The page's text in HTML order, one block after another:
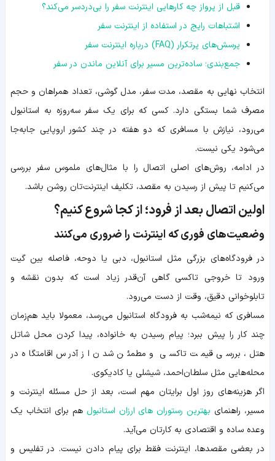
قبل از پرواز چه کارهایی اینترنت سفر را بی‌دردسر می‌کند؟
اشتباهات رایج در استفاده از اینترنت سفر
پرسش‌های پرتکرار (FAQ) درباره اینترنت سفر
جمع‌بندی؛ ساده‌ترین مسیر برای آنلاین ماندن در سفر
انتخاب نهایی به مقصد، مدت سفر، مدل گوشی، تعداد همراهان و حجم
مصرف شما بستگی دارد. کسی که برای یک سفر سه‌روزه به استانبول
می‌رود، نیازش با مسافری که دو هفته در چند کشور اروپایی جابه‌جا
می‌شود یکی نیست.
در ادامه، روش‌های اصلی اتصال را با مثال‌های ملموس سفر بررسی
می‌کنیم تا پیش از رسیدن به مقصد، تکلیف اینترنت‌تان روشن باشد.
اولین اتصال بعد از فرود؛ از کجا شروع کنیم؟
وضعیت‌های فوری که اینترنت را ضروری می‌کنند
در فرودگاه‌های بزرگی مثل استانبول، دبی یا دوحه، فاصله بین گیت
ورود تا خروجی تاکسی گاهی آن‌قدر زیاد است که بدون نقشه و
تابلوخوانی دقیق، وقت از دست می‌رود.
مسافری که نیمه‌شب به فرودگاه استانبول می‌رسد، معمولا باید هم‌زمان
چند کار را پیش ببرد؛ پیام رسیدن به خانواده، پیدا کردن محل شاتل
هتل، بررسی قیمت تاکسی و مطمئن شدن از آدرس اقامتگاه در
محله‌هایی مثل سلطان‌احمد، شیشلی یا کادیکوی.
اگر هزینه‌های روز اول برایتان مهم است، بعد از حل مسئله اینترنت و
مسیر، راهنمای بهترین رستوران های ارزان استانبول هم برای انتخاب یک
وعده ساده و اقتصادی به کارتان می‌آید.
در بعضی مقصدها، اینترنت فقط برای پیام دادن نیست. در تفلیس و